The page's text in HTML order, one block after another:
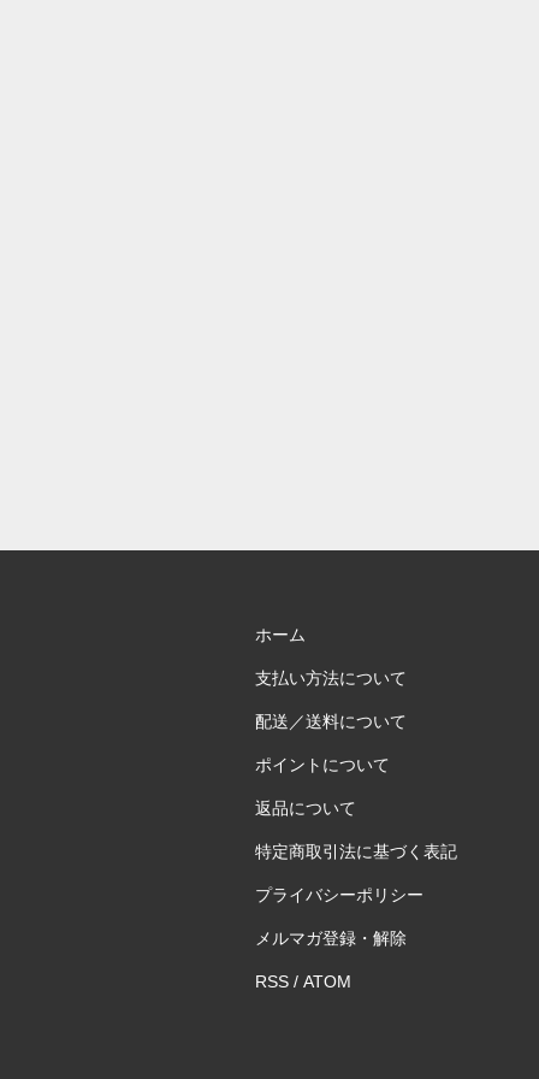
ホーム
支払い方法について
配送／送料について
ポイントについて
返品について
特定商取引法に基づく表記
プライバシーポリシー
メルマガ登録・解除
RSS/ ATOM